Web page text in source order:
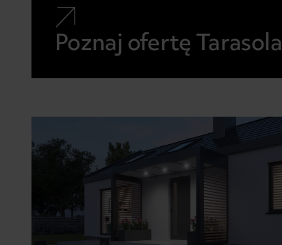
Poznaj ofertę Tarasola